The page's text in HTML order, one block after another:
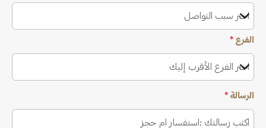
اختر سبب التواصل
الفرع *
اختر الفرع الأقرب إليك
الرسالة *